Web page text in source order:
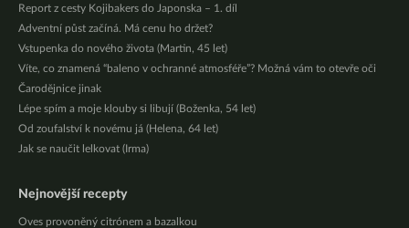
Report z cesty Kojibakers do Japonska – 1. díl
Adventní půst začíná. Má cenu ho držet?
Vstupenka do nového života (Martin, 45 let)
Víte, co znamená “baleno v ochranné atmosféře”? Možná vám to otevře oči
Čarodějnice jinak
Lépe spím a moje klouby si libují (Boženka, 54 let)
Od zoufalství k novému já (Helena, 64 let)
Jak se naučit lelkovat (Irma)
Nejnovější recepty
Oves provoněný citrónem a bazalkou